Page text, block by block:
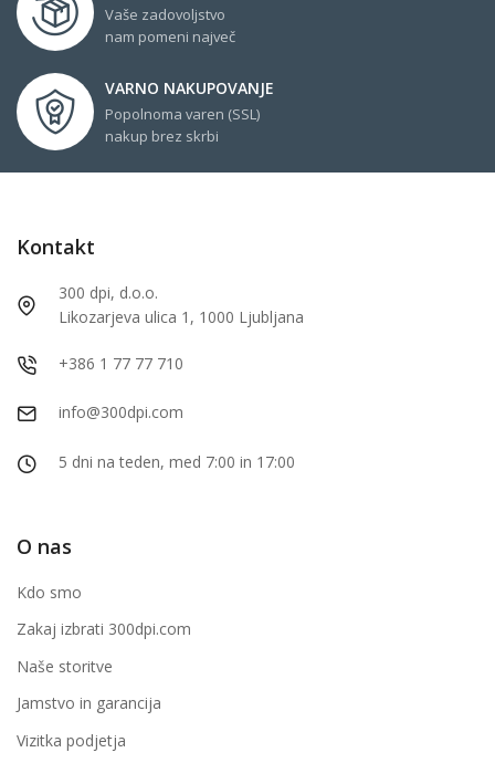
Vaše zadovoljstvo
nam pomeni največ
VARNO NAKUPOVANJE
Popolnoma varen (SSL)
nakup brez skrbi
Kontakt
300 dpi, d.o.o.
Likozarjeva ulica 1, 1000 Ljubljana
+386 1 77 77 710
info@300dpi.com
5 dni na teden, med 7:00 in 17:00
O nas
Kdo smo
Zakaj izbrati 300dpi.com
Naše storitve
Jamstvo in garancija
Vizitka podjetja